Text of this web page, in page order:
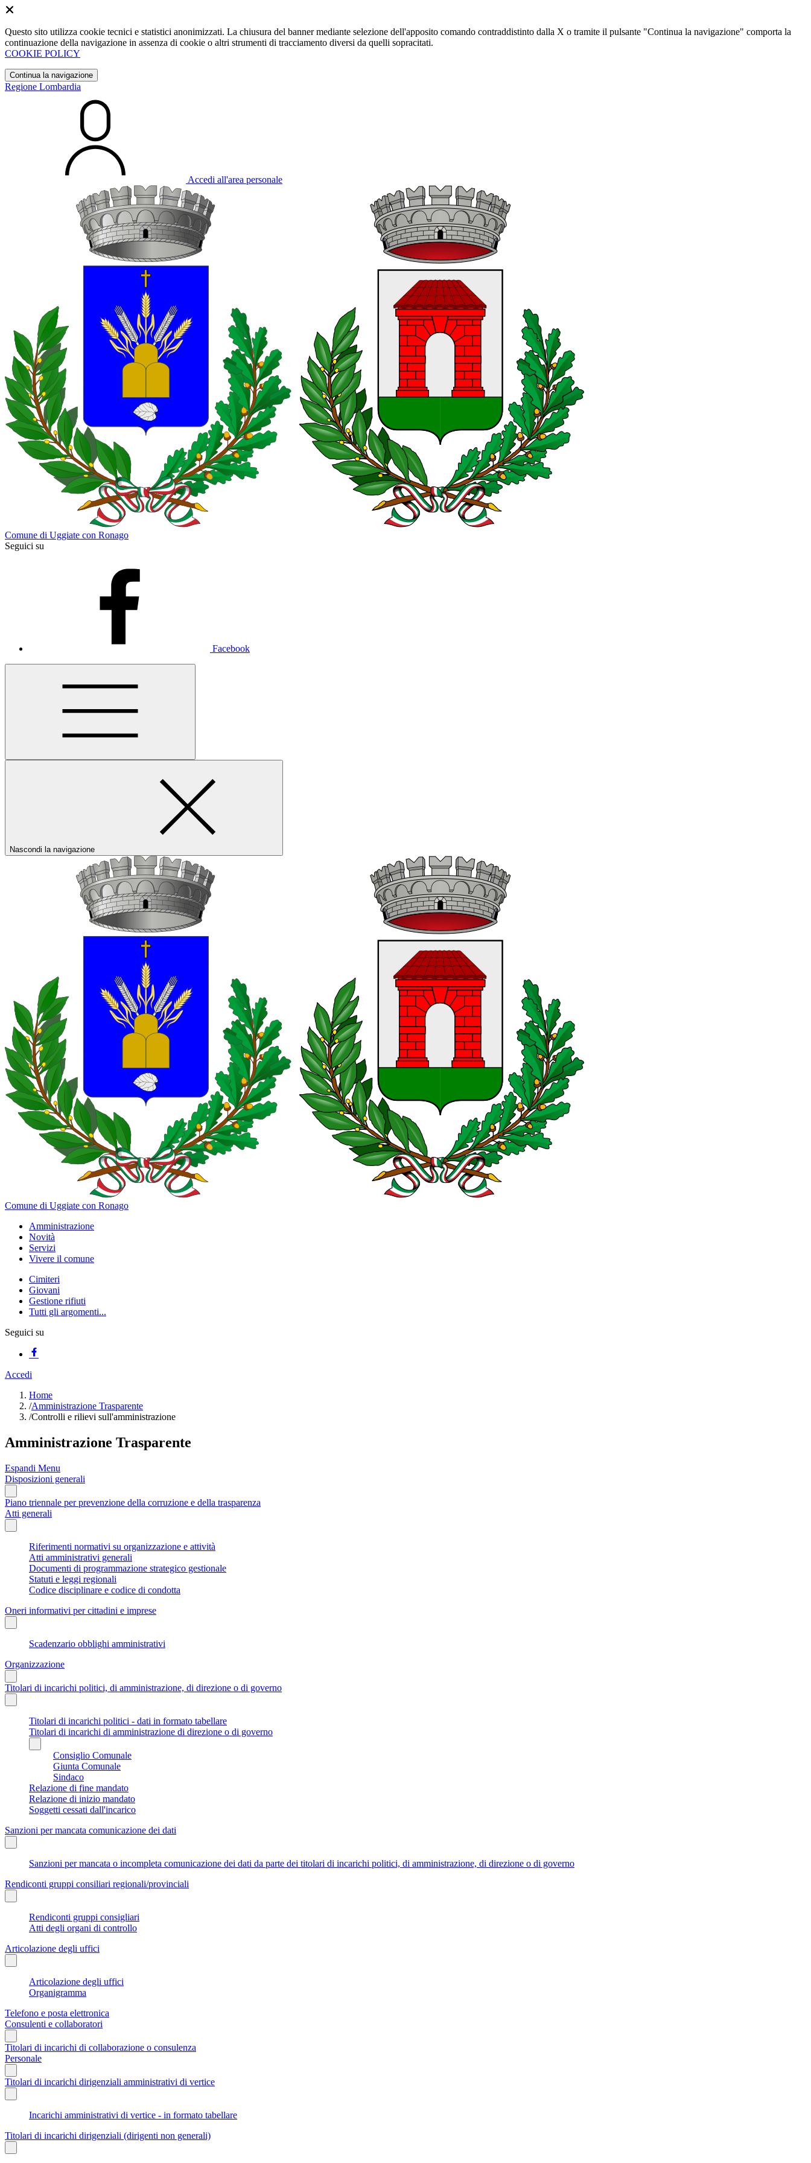
Questo sito utilizza cookie tecnici e statistici anonimizzati. La chiusura del banner mediante selezione dell'apposito comando contraddistinto dalla X o tramite il pulsante "Continua la navigazione" comporta la
continuazione della navigazione in assenza di cookie o altri strumenti di tracciamento diversi da quelli sopracitati.
COOKIE POLICY
Continua la navigazione
Regione Lombardia
Accedi all'area personale
Comune di Uggiate con Ronago
Seguici su
Facebook
Nascondi la navigazione
Comune di Uggiate con Ronago
Amministrazione
Novità
Servizi
Vivere il comune
Cimiteri
Giovani
Gestione rifiuti
Tutti gli argomenti...
Seguici su
Accedi
Home
/Amministrazione Trasparente
/Controlli e rilievi sull'amministrazione
Amministrazione Trasparente
Espandi Menu
Disposizioni generali
Piano triennale per prevenzione della corruzione e della trasparenza
Atti generali
Riferimenti normativi su organizzazione e attività
Atti amministrativi generali
Documenti di programmazione strategico gestionale
Statuti e leggi regionali
Codice disciplinare e codice di condotta
Oneri informativi per cittadini e imprese
Scadenzario obblighi amministrativi
Organizzazione
Titolari di incarichi politici, di amministrazione, di direzione o di governo
Titolari di incarichi politici - dati in formato tabellare
Titolari di incarichi di amministrazione di direzione o di governo
Consiglio Comunale
Giunta Comunale
Sindaco
Relazione di fine mandato
Relazione di inizio mandato
Soggetti cessati dall'incarico
Sanzioni per mancata comunicazione dei dati
Sanzioni per mancata o incompleta comunicazione dei dati da parte dei titolari di incarichi politici, di amministrazione, di direzione o di governo
Rendiconti gruppi consiliari regionali/provinciali
Rendiconti gruppi consigliari
Atti degli organi di controllo
Articolazione degli uffici
Articolazione degli uffici
Organigramma
Telefono e posta elettronica
Consulenti e collaboratori
Titolari di incarichi di collaborazione o consulenza
Personale
Titolari di incarichi dirigenziali amministrativi di vertice
Incarichi amministrativi di vertice - in formato tabellare
Titolari di incarichi dirigenziali (dirigenti non generali)